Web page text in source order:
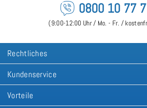
0800 10 77
(9:00-12:00 Uhr / Mo. - Fr. /
Rechtliches
Kundenservice
Vorteile